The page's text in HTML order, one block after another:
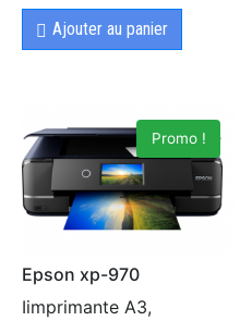
Ajouter au panier
Promo !
Epson xp-970
Iimprimante A3,